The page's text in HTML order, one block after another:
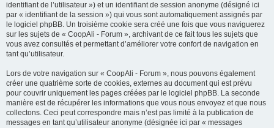
identifiant de l’utilisateur ») et un identifiant de session anonyme (désigné ici
par « identifiant de la session ») qui vous sont automatiquement assignés par
le logiciel phpBB. Un troisième cookie sera créé une fois que vous naviguerez
sur les sujets de « CoopAli - Forum », archivant de ce fait tous les sujets que
vous avez consultés et permettant d’améliorer votre confort de navigation en
tant qu’utilisateur.
Lors de votre navigation sur « CoopAli - Forum », nous pouvons également
créer une quatrième sorte de cookies, externes au document qui est prévu
pour couvrir uniquement les pages créées par le logiciel phpBB. La seconde
manière est de récupérer les informations que vous nous envoyez et que nous
collectons. Ceci peut correspondre mais n’est pas limité à la publication de
messages en tant qu’utilisateur anonyme (désignée ici par « messages